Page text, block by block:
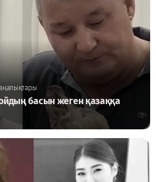
басын жеген қазаққа